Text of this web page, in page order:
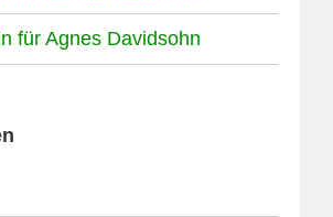
für Agnes Davidsohn